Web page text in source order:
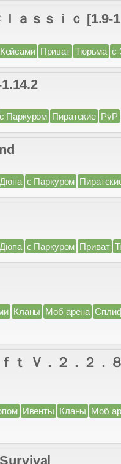
ａｓｓｉｃ [1.9-
Приват Тюрьма с
с Паркуром Пиратские PvP
с Паркуром
с Паркуром Приват
Кланы Моб арена
ｔ Ｖ．２．２．
Ивенты Кланы Моб